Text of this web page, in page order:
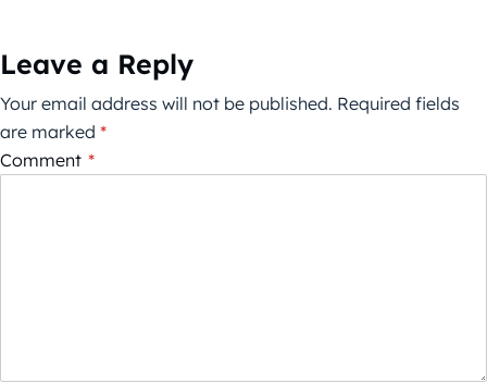
Leave a Reply
Your email address will not be published. Required fields
are marked *
Comment *